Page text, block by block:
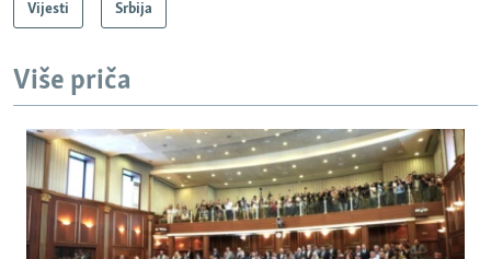
Vijesti Srbija
Više priča